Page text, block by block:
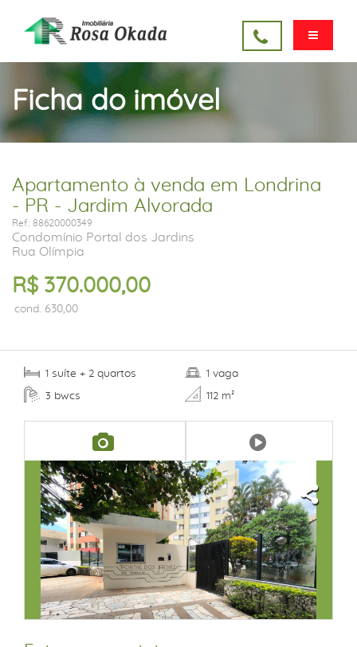
Ficha do imóvel
Apartamento à venda em Londrina
- PR - Jardim Alvorada
Ref.: 88620000349
Condomínio Portal dos Jardins
Rua Olímpia
R$ 370.000,00
cond. 630,00
1 suíte + 2 quartos
3 bwcs
1 vaga
112 m²